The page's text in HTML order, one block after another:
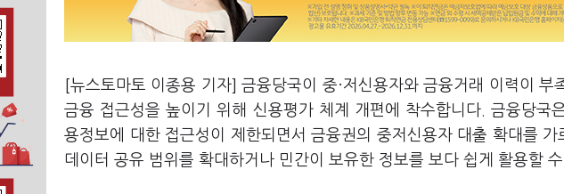
[뉴스토마토 이종용 기자] 금융당국이 중·저신용자와 금융거래 이력이
금융 접근성을 높이기 위해 신용평가 체계 개편에 착수합니다. 금융당국
용정보에 대한 접근성이 제한되면서 금융권의 중저신용자 대출 확대를
데이터 공유 범위를 확대하거나 민간이 보유한 정보를 보다 쉽게 활용할